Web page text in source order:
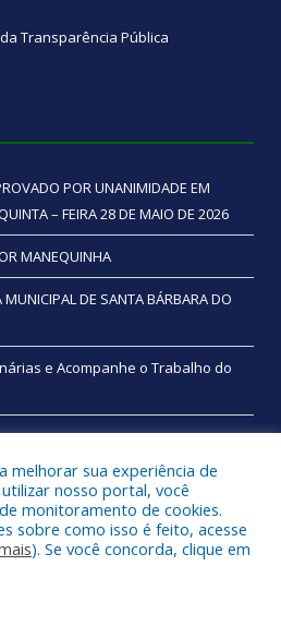
Transparência Pública
POR UNANIMIDADE EM
– FEIRA 28 DE MAIO DE 2026
MANEQUINHA
DE SANTA BÁRBARA DO
e Acompanhe o Trabalho do
a Câmara Municipal de Santa
do Pará.
Administrativa
melhorar sua experiência de
nosso portal, você
monitoramento de cookies.
sobre como isso é feito, acesse
). Se você concorda, clique em